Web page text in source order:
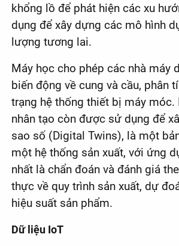
khổng lồ để phát hiện các xu
dụng để xây dựng các mô hình
lượng tương lai.
Máy học cho phép các nhà máy
biến động về cung và cầu, phân
trạng hệ thống thiết bị máy móc.
nhân tạo còn được sử dụng để
sao số (Digital Twins), là một
một hệ thống sản xuất, với ứng
nhất là chẩn đoán và đánh giá
thực về quy trình sản xuất, dự
hiệu suất sản phẩm.
Dữ liệu IoT